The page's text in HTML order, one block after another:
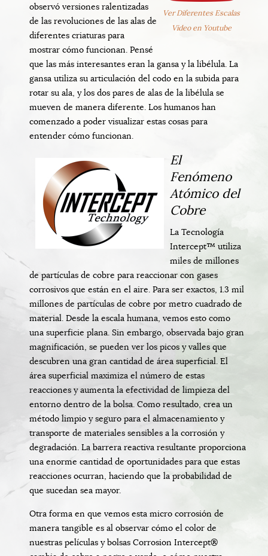
Ver Diferentes Escalas
Video en Youtube
observó versiones ralentizadas
de las revoluciones de las alas de
diferentes criaturas para
mostrar cómo funcionan. Pensé
que las más interesantes eran la gansa y la libélula. La
gansa utiliza su articulación del codo en la subida para
rotar su ala, y los dos pares de alas de la libélula se
mueven de manera diferente. Los humanos han
comenzado a poder visualizar estas cosas para
entender cómo funcionan.
El
Fenómeno
Atómico del
Cobre
La Tecnología
Intercept™ utiliza
miles de millones
de partículas de cobre para reaccionar con gases
corrosivos que están en el aire. Para ser exactos, 1.3 mil
millones de partículas de cobre por metro cuadrado de
material. Desde la escala humana, vemos esto como
una superficie plana. Sin embargo, observada bajo gran
magnificación, se pueden ver los picos y valles que
descubren una gran cantidad de área superficial. El
área superficial maximiza el número de estas
reacciones y aumenta la efectividad de limpieza del
entorno dentro de la bolsa. Como resultado, crea un
método limpio y seguro para el almacenamiento y
transporte de materiales sensibles a la corrosión y
degradación. La barrera reactiva resultante proporciona
una enorme cantidad de oportunidades para que estas
reacciones ocurran, haciendo que la probabilidad de
que sucedan sea mayor.
Otra forma en que vemos esta micro corrosión de
manera tangible es al observar cómo el color de
nuestras películas y bolsas Corrosion Intercept®